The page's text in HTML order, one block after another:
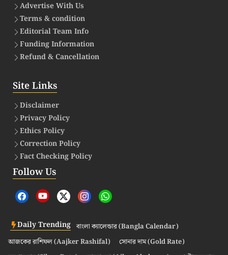
Advertise With Us
Terms & condition
Editorial Team Info
Funding Information
Refund & Cancellation
Site Links
Disclaimer
Privacy Policy
Ethics Policy
Correction Policy
Fact Checking Policy
Follow Us
Daily Trending বাংলা ক্যালেন্ডার (Bangla Calendar)
আজকের রাশিফল (Aajker Rashifal)
সোনার দাম (Gold Rate)